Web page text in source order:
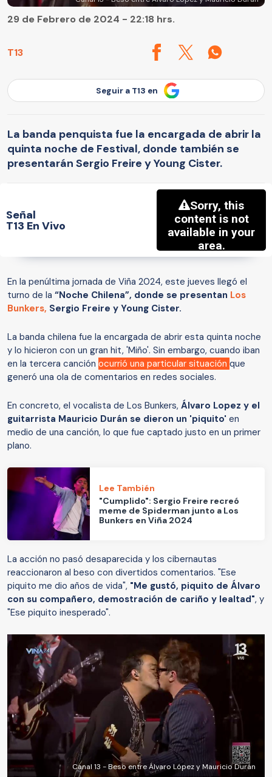
T13
29 de Febrero de 2024 - 22:18 hrs.
Seguir a T13 en
La banda penquista fue la encargada de abrir la
quinta noche de Festival, donde también se
presentarán Sergio Freire y Young Cister.
Señal
T13 En Vivo
En la penúltima jornada de Viña 2024, este jueves llegó el
turno de la “Noche Chilena”, donde se presentan Los
Bunkers, Sergio Freire y Young Cister.
La banda chilena fue la encargada de abrir esta quinta noche
y lo hicieron con un gran hit, 'Miño'. Sin embargo, cuando iban
en la tercera canción ocurrió una particular situación que
generó una ola de comentarios en redes sociales.
En concreto, el vocalista de Los Bunkers, Álvaro Lopez y el
guitarrista Mauricio Durán se dieron un 'piquito' en
medio de una canción, lo que fue captado justo en un primer
plano.
Lee También
"Cumplido": Sergio Freire recreó
meme de Spiderman junto a Los
Bunkers en Viña 2024
La acción no pasó desaparecida y los cibernautas
reaccionaron al beso con divertidos comentarios. "Ese
piquito me dio años de vida", "Me gustó, piquito de Álvaro
con su compañero, demostración de cariño y lealtad", y
"Ese piquito inesperado".
Canal 13 - Beso entre Álvaro López y Mauricio Durán